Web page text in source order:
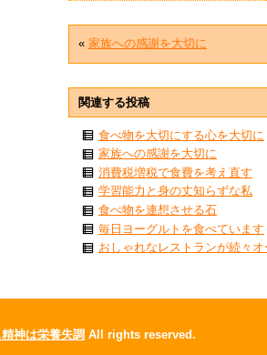
« 家族への感謝を大切に
関連する投稿
食べ物を大切にする心を大切に
家族への感謝を大切に
消費税増税で食費を考え直す
学習能力と身の丈知らずな私
食べ物を連想させる石
毎日ヨーグルトを食べています
おしゃれなレストランが続々
神は栄養失調 All rights reserved.